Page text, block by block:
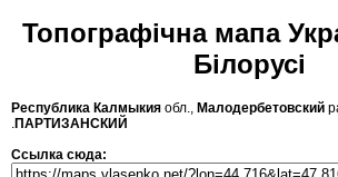
Топографічна мапа
Білорусі
Республика Калмыкия обл., Малодербетовский
.ПАРТИЗАНСКИЙ
Ссылка сюда: